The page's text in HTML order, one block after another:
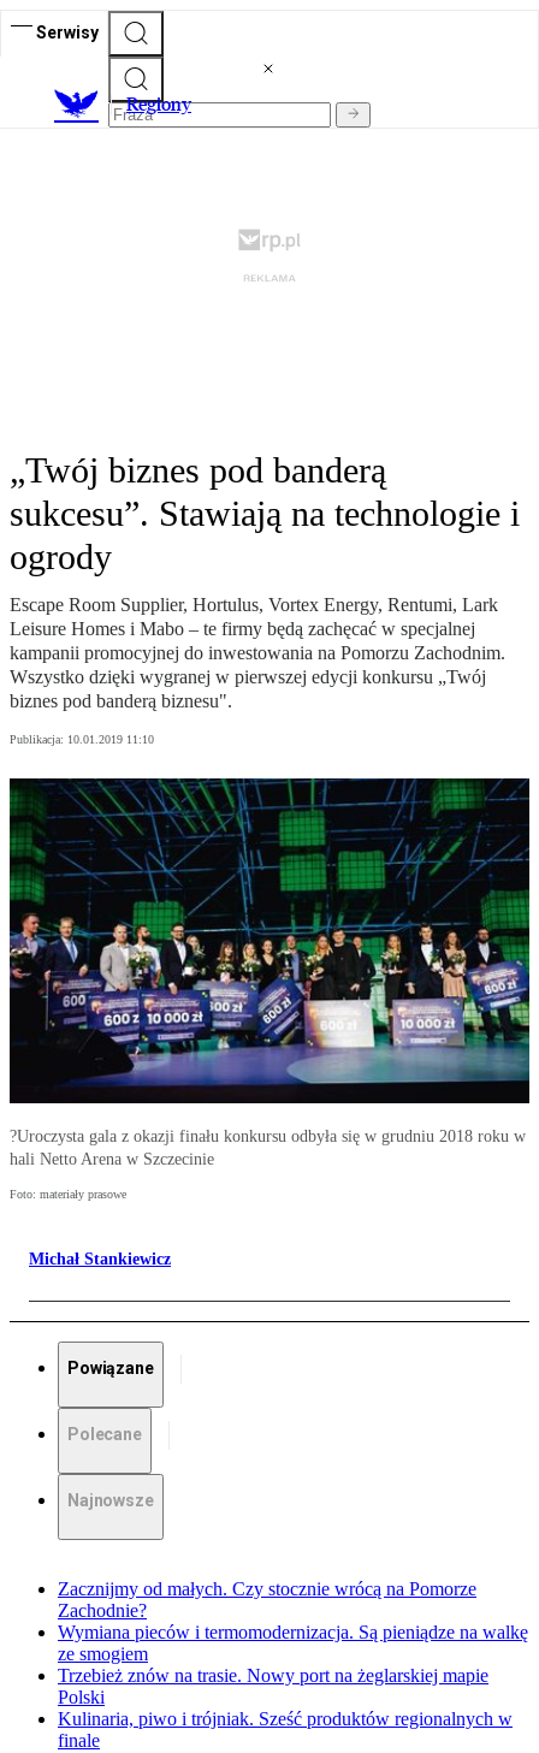
Serwisy
Regiony
„Twój biznes pod banderą
sukcesu”. Stawiają na technologie i
ogrody
Escape Room Supplier, Hortulus, Vortex Energy, Rentumi, Lark
Leisure Homes i Mabo – te firmy będą zachęcać w specjalnej
kampanii promocyjnej do inwestowania na Pomorzu Zachodnim.
Wszystko dzięki wygranej w pierwszej edycji konkursu „Twój
biznes pod banderą biznesu".
Publikacja: 10.01.2019 11:10
?Uroczysta gala z okazji finału konkursu odbyła się w grudniu 2018 roku w
hali Netto Arena w Szczecinie
Foto: materiały prasowe
Michał Stankiewicz
Powiązane
Polecane
Najnowsze
Zacznijmy od małych. Czy stocznie wrócą na Pomorze
Zachodnie?
Wymiana pieców i termomodernizacja. Są pieniądze na walkę
ze smogiem
Trzebież znów na trasie. Nowy port na żeglarskiej mapie
Polski
Kulinaria, piwo i trójniak. Sześć produktów regionalnych w
finale